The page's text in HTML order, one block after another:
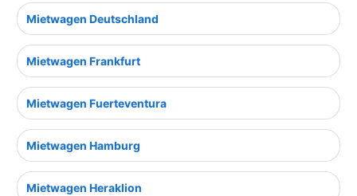
Mietwagen Deutschland
Mietwagen Frankfurt
Mietwagen Fuerteventura
Mietwagen Hamburg
Mietwagen Heraklion